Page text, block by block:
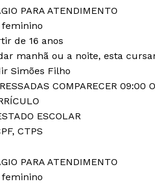
PARA ATENDIMENTO
feminino
de 16 anos
manhã ou a noite, esta
Simões Filho
COMPARECER 09:00
ESCOLAR
CTPS
PARA ATENDIMENTO
feminino